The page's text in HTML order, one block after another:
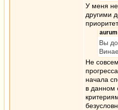
У меня
другими
aurum
Вы
Винае.
Не
начала
в данном